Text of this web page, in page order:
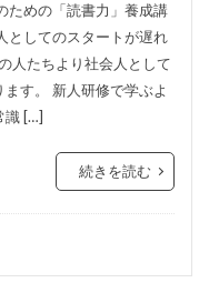
ための「読書力」養成講
してのスタートが遅れ
人たちより社会人として
す。 新人研修で学ぶよ
識 […]
続きを読む